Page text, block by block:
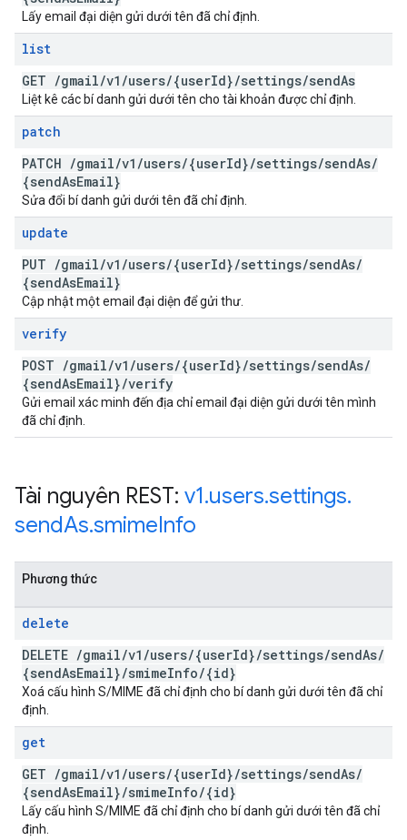
Lấy email đại diện gửi dưới tên đã chỉ định.
list
GET /gmail/v1 /users/{userId}/settings/sendAs
Liệt kê các bí danh gửi dưới tên cho tài khoản được chỉ định.
patch
PATCH /gmail/v1 /users/{userId}/settings/sendAs/
{sendAsEmail}
Sửa đổi bí danh gửi dưới tên đã chỉ định.
update
PUT /gmail/v1 /users/{userId}/settings/sendAs/
{sendAsEmail}
Cập nhật một email đại diện để gửi thư.
verify
POST /gmail/v1 /users/{userId}/settings/sendAs/
{sendAsEmail}/verify
Gửi email xác minh đến địa chỉ email đại diện gửi dưới tên mình
đã chỉ định.
Tài nguyên REST: v1.users.settings.
sendAs.smimeInfo
Phương thức
delete
DELETE /gmail/v1 /users/{userId}/settings/sendAs/
{sendAsEmail}/smimeInfo/{id}
Xoá cấu hình S/MIME đã chỉ định cho bí danh gửi dưới tên đã chỉ
định.
get
GET /gmail/v1 /users/{userId}/settings/sendAs/
{sendAsEmail}/smimeInfo/{id}
Lấy cấu hình S/MIME đã chỉ định cho bí danh gửi dưới tên đã chỉ
định.